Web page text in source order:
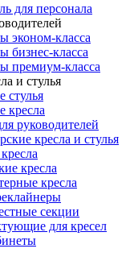
для персонала
эконом-класса
бизнес-класса
премиум-класса
и стулья
стулья
кресла
руководителей
кресла и стулья
кресла
кресла
секции
для кресел